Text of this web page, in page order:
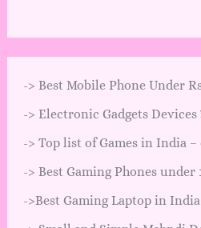
-> Best Mobile Phone Under
-> Electronic Gadgets Devices
-> Top list of Games in India –
-> Best Gaming Phones under
->Best Gaming Laptop in India